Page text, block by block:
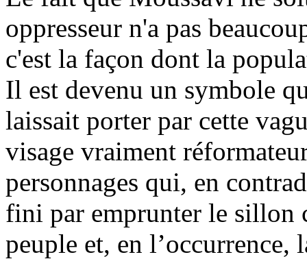
oppresseur n'a pas
c'est la façon dont la
Il est devenu un symbole
laissait porter par cette
visage vraiment
personnages qui, en
fini par emprunter le sillon
peuple et, en l’occurrence,